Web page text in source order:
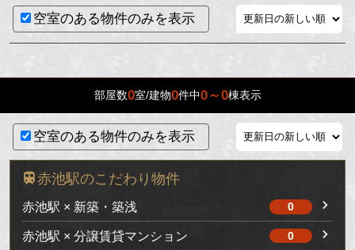
空室のある物件のみを表示
部屋数0室/建物0件中0～0棟表示
空室のある物件のみを表示
赤池駅のこだわり物件
赤池駅 × 新築・築浅 0
赤池駅 × 分譲賃貸マンション 0